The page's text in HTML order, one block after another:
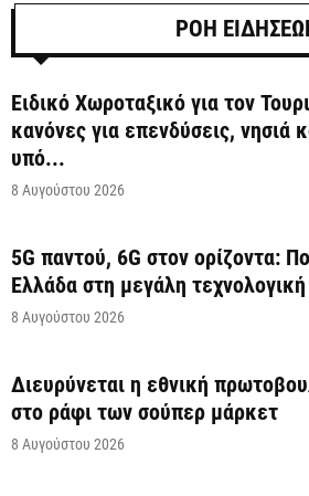
ΡΟΗ
Ειδικό Χωροταξικό για τον
κανόνες για επενδύσεις, νησιά
υπό...
8 Αυγούστου 2026
5G παντού, 6G στον ορίζοντα:
Ελλάδα στη μεγάλη
8 Αυγούστου 2026
Διευρύνεται η εθνική
στο ράφι των σούπερ μάρκετ
8 Αυγούστου 2026